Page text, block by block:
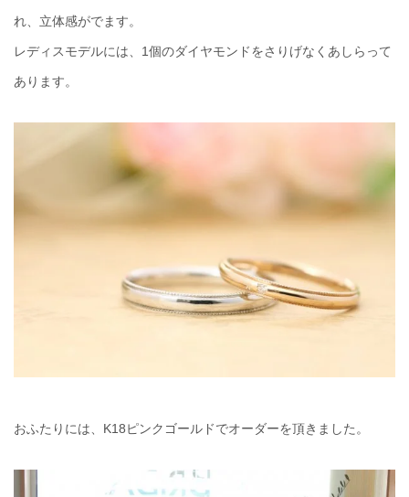
れ、立体感がでます。
レディスモデルには、1個のダイヤモンドをさりげなくあしらって
あります。
おふたりには、K18ピンクゴールドでオーダーを頂きました。